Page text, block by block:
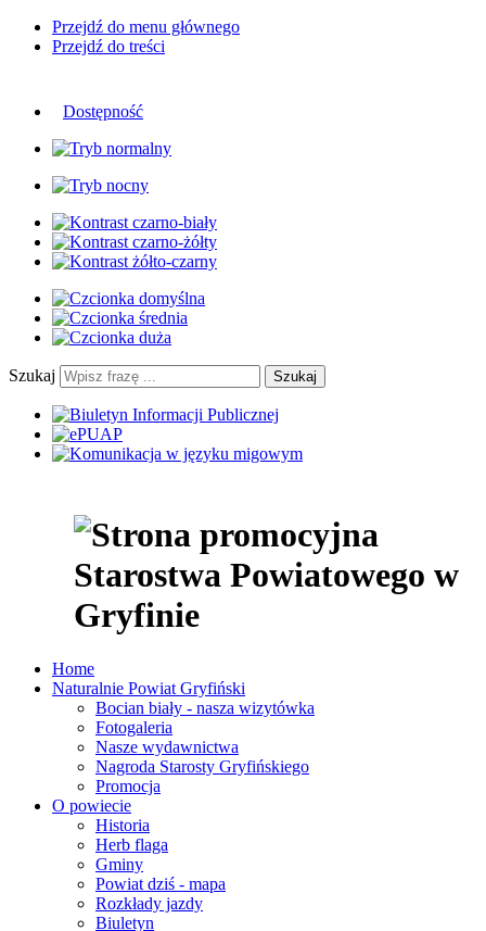
Przejdź do menu głównego
Przejdź do treści
Dostępność
Szukaj Szukaj
Home
Naturalnie Powiat Gryfiński
Bocian biały - nasza wizytówka
Fotogaleria
Nasze wydawnictwa
Nagroda Starosty Gryfińskiego
Promocja
O powiecie
Historia
Herb flaga
Gminy
Powiat dziś - mapa
Rozkłady jazdy
Biuletyn